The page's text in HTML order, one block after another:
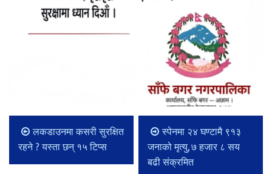
लकडाउनमा कसरी सुरक्षित
रहने ? यस्ता छन् १५ टिप्स
स्पेनमा २४ घण्टामै ९१३
जनाको मृत्यु, ७ हजार ८ सय
बढी संक्रमित